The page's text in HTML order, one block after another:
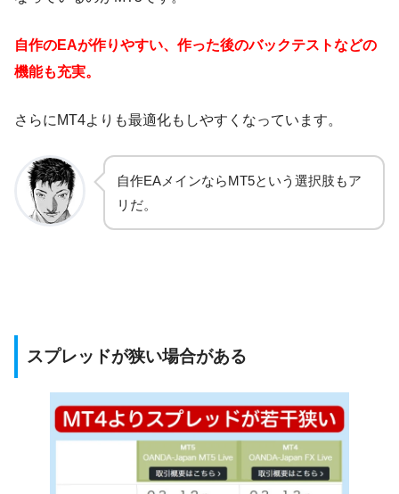
自作のEAが作りやすい、作った後のバックテストなどの
機能も充実。
さらにMT4よりも最適化もしやすくなっています。
自作EAメインならMT5という選択肢もア
リだ。
スプレッドが狭い場合がある